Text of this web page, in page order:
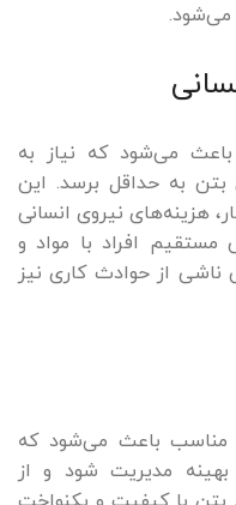
می‌شود.
باعث می‌شود که نیاز به
بتن به حداقل برسد. این
هزینه‌های نیروی انسانی
افراد با مواد و
ناشی از حوادث کاری نیز
مناسب باعث می‌شود که
مدیریت شود و از